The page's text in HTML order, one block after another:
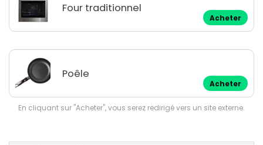
Four traditionnel
Acheter
Poêle
Acheter
En cliquant sur "Acheter", vous serez redirigé vers un site externe.